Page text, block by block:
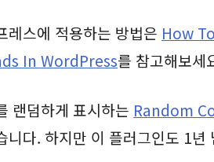
레스에 적용하는 방법은 How
In WordPress를 참고해보세
랜덤하게 표시하는 Random
니다. 하지만 이 플러그인도 1년